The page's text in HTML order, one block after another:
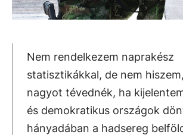
Nem rendelkezem naprakész
statisztikákkal, de nem
nagyot tévednék, ha
és demokratikus országok
hányadában a hadsereg